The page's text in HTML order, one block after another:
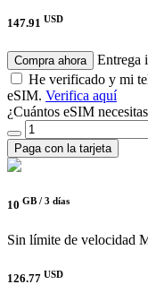
147.91 USD
Compra ahora
Entrega
He verificado y mi
eSIM. Verifica aquí
¿Cuántos eSIM
Paga con la tarjeta
10 GB / 3 días
Sin límite de velocidad
126.77 USD